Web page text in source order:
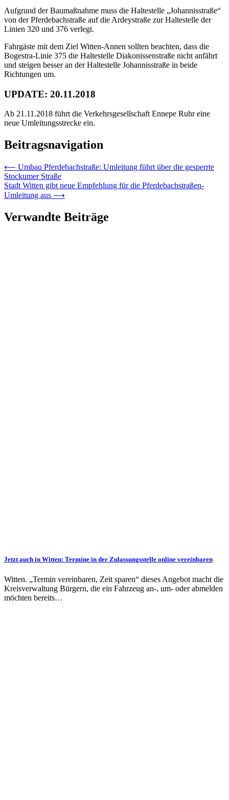
Aufgrund der Baumaßnahme muss die Haltestelle „Johannisstraße“
von der Pferdebachstraße auf die Ardeystraße zur Haltestelle der
Linien 320 und 376 verlegt.
Fahrgäste mit dem Ziel Witten-Annen sollten beachten, dass die
Bogestra-Linie 375 die Haltestelle Diakonissenstraße nicht anfährt
und steigen besser an der Haltestelle Johannisstraße in beide
Richtungen um.
UPDATE: 20.11.2018
Ab 21.11.2018 führt die Verkehrsgesellschaft Ennepe Ruhr eine
neue Umleitungsstrecke ein.
Beitragsnavigation
⟵ Umbau Pferdebachstraße: Umleitung führt über die gesperrte
Stockumer Straße
Stadt Witten gibt neue Empfehlung für die Pferdebachstraßen-
Umleitung aus ⟶
Verwandte Beiträge
Jetzt auch in Witten: Termine in der Zulassungs­stelle online vereinbaren
Witten. „Termin vereinbaren, Zeit sparen“ dieses Angebot macht die
Kreisverwaltung Bürgern, die ein Fahrzeug an-, um- oder abmelden
möchten bereits…